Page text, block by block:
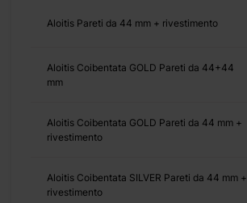
Aloitis Pareti da 44 mm + rivestimento
Aloitis Coibentata GOLD Pareti da 44+44
mm
Aloitis Coibentata GOLD Pareti da 44 mm +
rivestimento
Aloitis Coibentata SILVER Pareti da 44 mm +
rivestimento
+ 3190 €